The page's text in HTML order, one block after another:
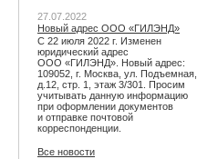
27.07.2022
Новый адрес ООО «ГИЛЭНД»
С 22 июля 2022 г. Изменен
юридический адрес
ООО «ГИЛЭНД». Новый адрес:
109052, г. Москва, ул. Подъемная,
д.12, стр. 1, этаж 3/301. Просим
учитывать данную информацию
при оформлении документов
и отправке почтовой
корреспонденции.
Все новости